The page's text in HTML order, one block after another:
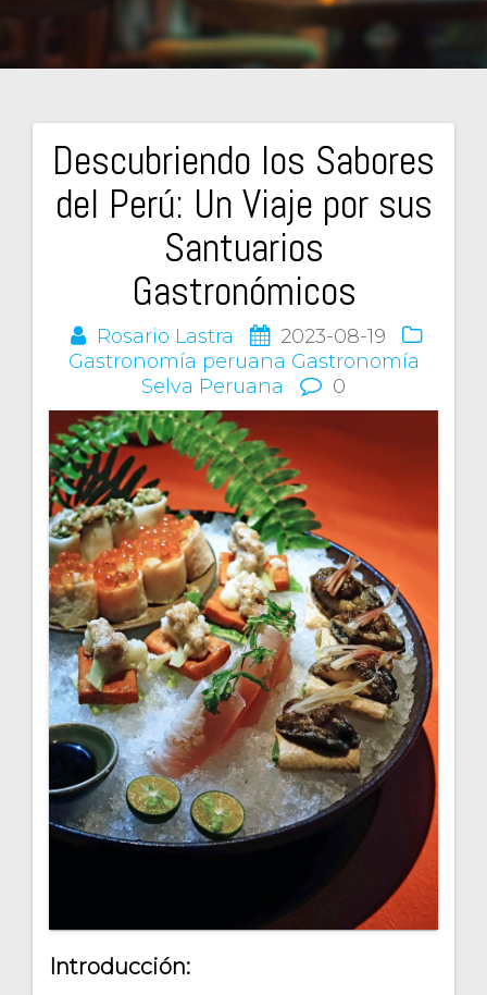
Descubriendo los Sabores
del Perú: Un Viaje por sus
Santuarios
Gastronómicos
Rosario Lastra
2023-08-19
Gastronomía peruana Gastronomía
Selva Peruana
0
Introducción:
Navegación
de
entradas